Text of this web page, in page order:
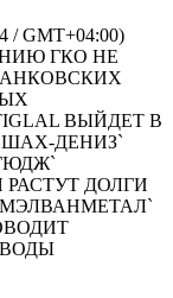
/ GMT+04:00)
ГКО НЕ
ВЫЙДЕТ В
ДЕНИЗ`
ДОЛГИ